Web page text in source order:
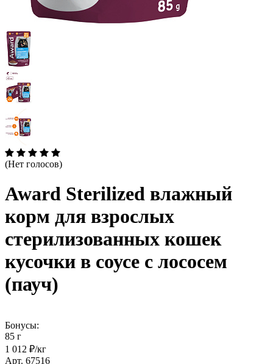
(Нет голосов)
Award Sterilized влажный
корм для взрослых
стерилизованных кошек
кусочки в соусе с лососем
(пауч)
Бонусы:
85 г
1 012 ₽/кг
Арт. 67516